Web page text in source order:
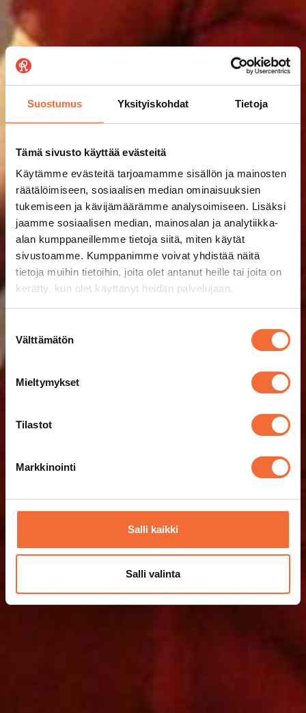
Suostumus Yksityiskohdat Tietoja
Tämä sivusto käyttää evästeitä
Käytämme evästeitä tarjoamamme sisällön ja mainosten
räätälöimiseen, sosiaalisen median ominaisuuksien
tukemiseen ja kävijämäärämme analysoimiseen. Lisäksi
jaamme sosiaalisen median, mainosalan ja analytiikka-
alan kumppaneillemme tietoja siitä, miten käytät
sivustoamme. Kumppanimme voivat yhdistää näitä
tietoja muihin tietoihin, joita olet antanut heille tai joita on
kerätty, kun olet käyttänyt heidän palvelujaan.
valinta
Välttämätön
Mieltymykset
Tilastot
Markkinointi
Salli kaikki
Salli valinta